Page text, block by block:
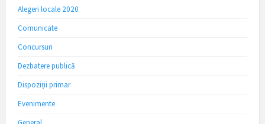
Alegeri locale 2020
Comunicate
Concursuri
Dezbatere publică
Dispoziții primar
Evenimente